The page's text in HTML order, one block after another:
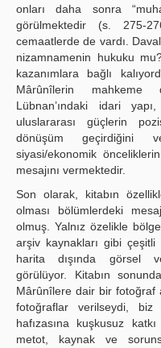
onları daha sonra
görülmektedir (s. 275-
cemaatlerde de vardı.
nizamnamenin hukuku
kazanımlara bağlı
Mârûnîlerin mahkeme
Lübnan’ındaki idari
uluslararası güçlerin
dönüşüm geçirdiğini
siyasi/ekonomik
mesajını vermektedir.
Son olarak, kitabın
olması bölümlerdeki
olmuş. Yalnız özelikle
arşiv kaynakları gibi çeşitli
harita dışında görsel
görülüyor. Kitabın
Mârûnîlere dair bir
fotoğraflar verilseydi, biz
hafızasına kuşkusuz
metot, kaynak ve